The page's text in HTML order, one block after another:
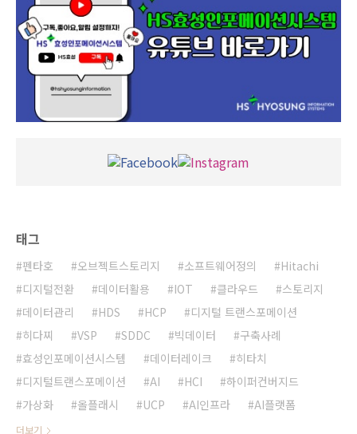
태그
펜타호 오브젝트스토리지 소프트웨어정의
Hitachi
디지털전환
데이터활용 IOT 클라우드
스토리지
데이터관리
HDS HCP
디지털 트랜스포메이션
히다찌
VSP SDDC 빅데이터
구축사례
효성인포메이션시스템
데이터레이크
히타치
디지털트랜스포메이션
AI HCI
하이퍼컨버지드
가상화
올플래시 UCP AI인프라 AI플랫폼
더보기